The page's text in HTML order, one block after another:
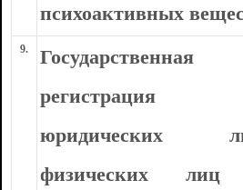
психоактивных
9.
Государственная
регистрация
юридических
физических